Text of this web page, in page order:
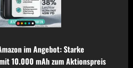
im Angebot: Starke
10.000 mAh zum Aktionspreis